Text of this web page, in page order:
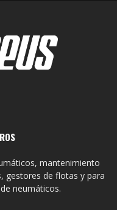
mantenimiento
gestores de flotas y para
neumáticos.